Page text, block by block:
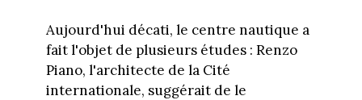
Aujourd'hui décati, le centre nautique a
fait l'objet de plusieurs études : Renzo
Piano, l'architecte de la Cité
internationale, suggérait de le